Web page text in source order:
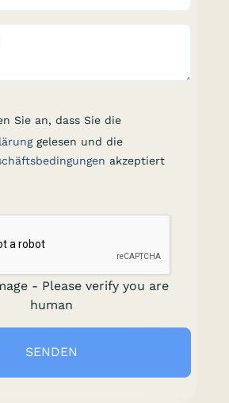
Sie an, dass Sie die
gelesen und die
akzeptiert
- Please verify you are
human
SENDEN